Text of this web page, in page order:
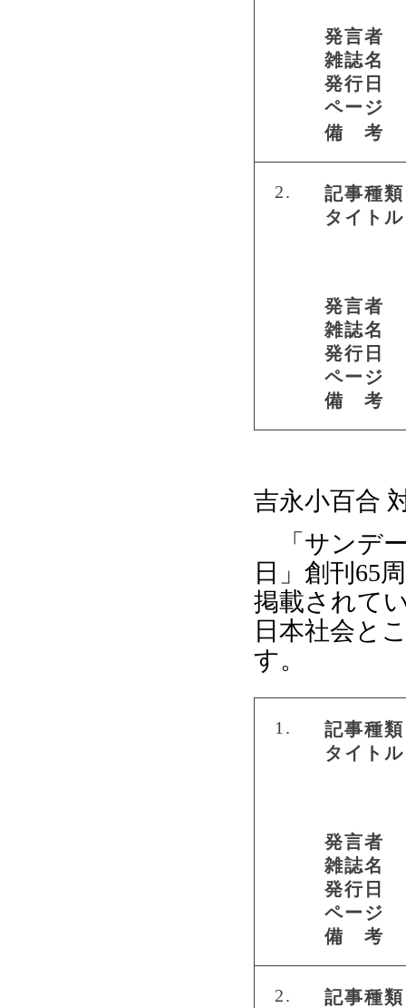
発言者
雑誌名
発行日
ページ
備 考
2.
記事種類
タイトル
発言者
雑誌名
発行日
ページ
備 考
吉永小百合
「サンデー
日」創刊65
掲載されて
日本社会と
す。
1.
記事種類
タイトル
発言者
雑誌名
発行日
ページ
備 考
2.
記事種類